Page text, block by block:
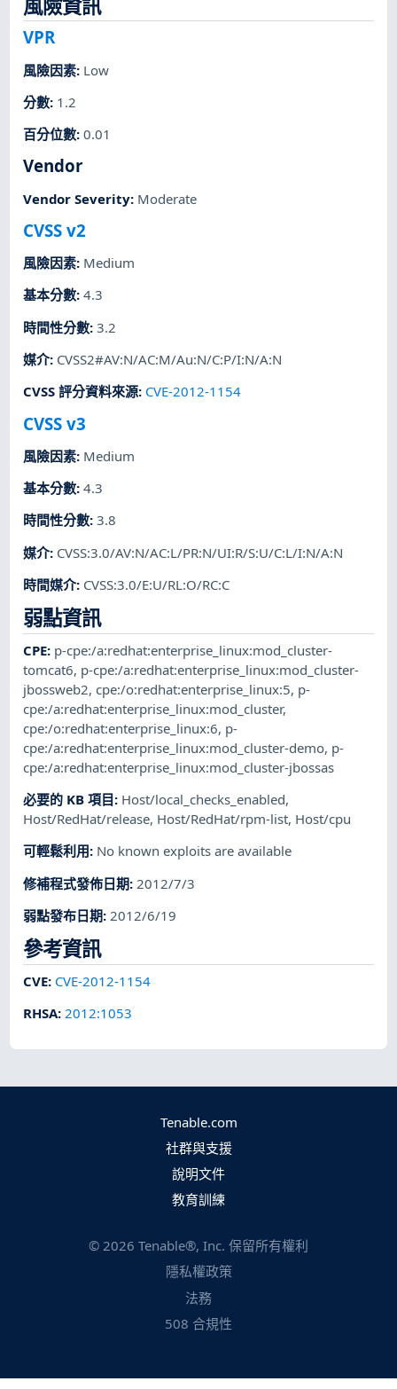
VPR
風險因素: Low
分數: 1.2
百分位數:0.01
Vendor
Vendor Severity: Moderate
CVSS v2
風險因素: Medium
基本分數:4.3
時間性分數:3.2
媒介: CVSS2#AV:N/AC:M/Au:N/C:P/I:N/A:N
CVSS 評分資料來源: CVE-2012-1154
CVSS v3
風險因素: Medium
基本分數:4.3
時間性分數:3.8
媒介: CVSS:3.0/AV:N/AC:L/PR:N/UI:R/S:U/C:L/I:N/A:N
時間媒介: CVSS:3.0/E:U/RL:O/RC:C
弱點資訊
CPE: p-cpe:/a:redhat:enterprise_linux:mod_cluster-
tomcat6, p-cpe:/a:redhat:enterprise_linux:mod_cluster-
jbossweb2,cpe:/o:redhat:enterprise_linux:5, p-
cpe:/a:redhat:enterprise_linux:mod_cluster,
cpe:/o:redhat:enterprise_linux:6, p-
cpe:/a:redhat:enterprise_linux:mod_cluster-demo, p-
cpe:/a:redhat:enterprise_linux:mod_cluster-jbossas
必要的 KB 項目: Host/local_checks_enabled,
Host/RedHat/release, Host/RedHat/rpm-list, Host/cpu
可輕鬆利用: No known exploits are available
修補程式發佈日期: 2012/7/3
弱點發布日期: 2012/6/19
參考資訊
CVE: CVE-2012-1154
RHSA:2012:1053
Tenable.com
社群與支援
說明文件
教育訓練
© 2026 Tenable®, Inc. 保留所有權利
隱私權政策
法務
508 合規性